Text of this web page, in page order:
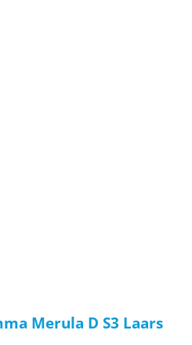
Merula D S3 Laars